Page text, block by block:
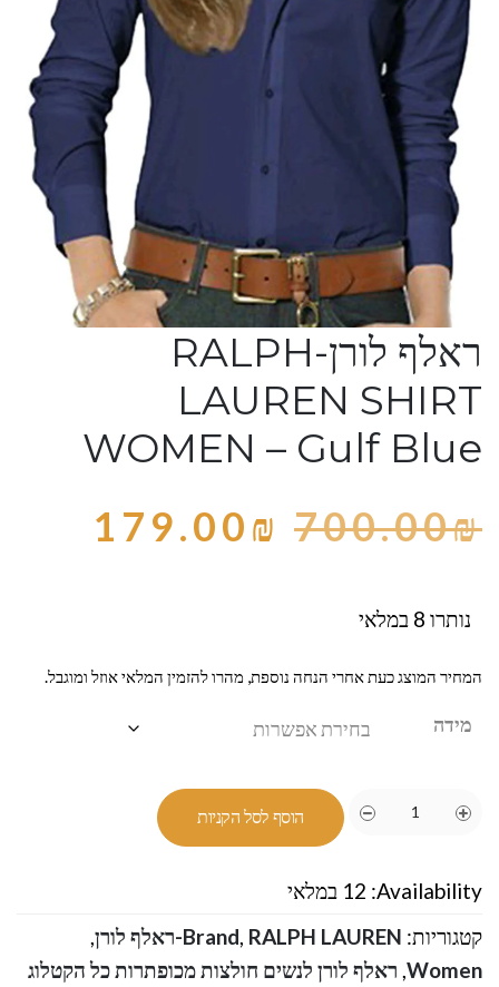
ראלף לורן-RALPH
LAUREN SHIRT
WOMEN – Gulf Blue
700.00₪
179.00₪
נותרו 8 במלאי
המחיר המוצג כעת אחרי הנחה נוספת, מהרו להזמין המלאי אוזל ומוגבל.
מידה
הוסף לסל הקניות
Availability: 12 במלאי
קטגוריות:
Brand, RALPH LAUREN-ראלף לורן
,
Women
, ראלף לורן לנשים חולצות מכופתרות כל הקטלוג